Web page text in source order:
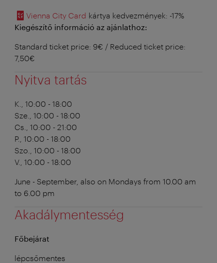
Vienna City Card kártya kedvezmények: -17%
Kiegészítő információ az ajánlathoz:
Standard ticket price: 9€ / Reduced ticket price:
7,50€
Nyitva tartás
K., 10:00 - 18:00
Sze., 10:00 - 18:00
Cs., 10:00 - 21:00
P., 10:00 - 18:00
Szo., 10:00 - 18:00
V., 10:00 - 18:00
June - September, also on Mondays from 10.00 am
to 6.00 pm
Akadálymentesség
Főbejárat
lépcsőmentes